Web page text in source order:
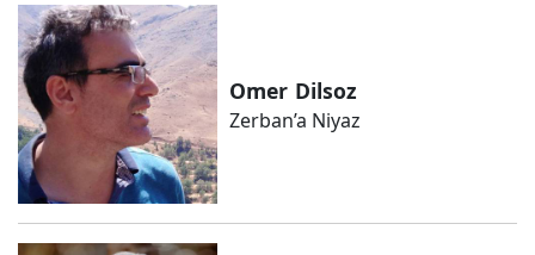
Omer Dilsoz
Zerban’a Niyaz